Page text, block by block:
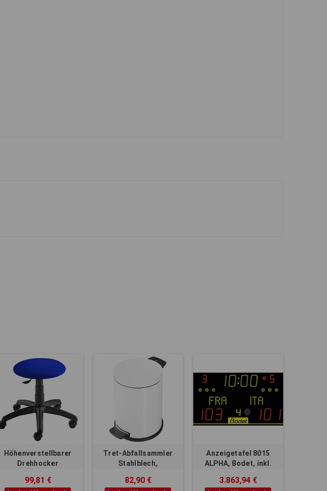
Höhenverstellbarer
Drehhocker
99,81 €
Tret-Abfallsammler
Stahlblech,
Liter,
82,90 €
Anzeigetafel 8015
ALPHA, Bodet, inkl.
3.863,94 €